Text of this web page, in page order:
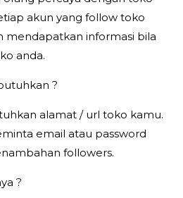
akun yang follow toko
mendapatkan informasi bila
anda.
?
alamat / url toko kamu.
email atau password
followers.
?